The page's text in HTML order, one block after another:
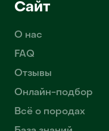
Сайт
О нас
FAQ
Отзывы
Онлайн-подбор
Всё о породах